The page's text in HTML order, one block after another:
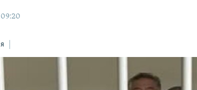
09:20